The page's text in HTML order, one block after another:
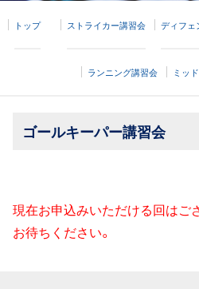
トップ ストライカー講習会 ディフェ
ランニング講習会 ミッ
ゴールキーパー講習会
現在お申込みいただける回はご
お待ちください。